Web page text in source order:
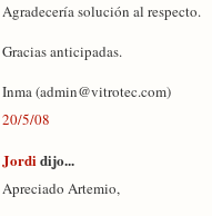
Agradecería solución al respecto.
Gracias anticipadas.
Inma (admin@vitrotec.com)
20/5/08
Jordidijo...
Apreciado Artemio,